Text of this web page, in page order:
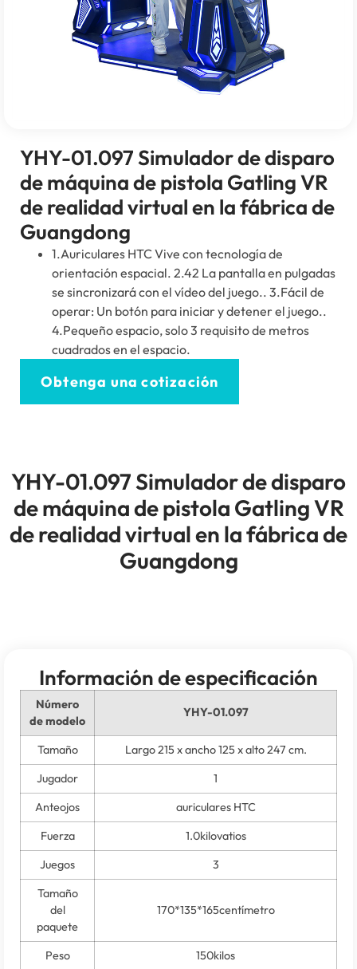
YHY-01.097 Simulador de disparo
de máquina de pistola Gatling VR
de realidad virtual en la fábrica de
Guangdong
1.Auriculares HTC Vive con tecnología de
orientación espacial. 2.42 La pantalla en pulgadas
se sincronizará con el vídeo del juego.. 3.Fácil de
operar: Un botón para iniciar y detener el juego..
4.Pequeño espacio, solo 3 requisito de metros
cuadrados en el espacio.
Obtenga una cotización
YHY-01.097 Simulador de disparo
de máquina de pistola Gatling VR
de realidad virtual en la fábrica de
Guangdong
Información de especificación
Número
de modelo
YHY-01.097
Tamaño
Largo 215 x ancho 125 x alto 247 cm.
Jugador
1
Anteojos
auriculares HTC
Fuerza
1.0kilovatios
Juegos
3
Tamaño
del
paquete
170*135*165centímetro
Peso
150kilos